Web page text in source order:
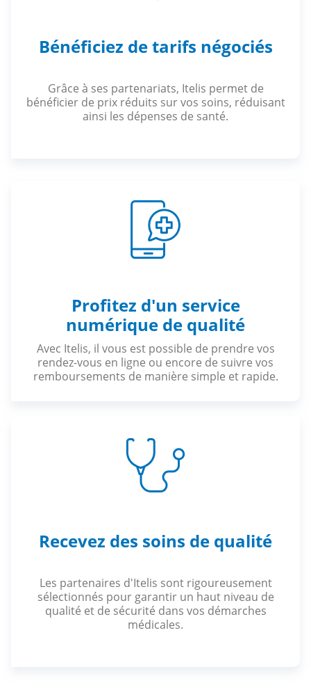
Bénéficiez de tarifs négociés
Grâce à ses partenariats, Itelis permet de
bénéficier de prix réduits sur vos soins, réduisant
ainsi les dépenses de santé.
Profitez d'un service
numérique de qualité
Avec Itelis, il vous est possible de prendre vos
rendez-vous en ligne ou encore de suivre vos
remboursements de manière simple et rapide.
Recevez des soins de qualité
Les partenaires d'Itelis sont rigoureusement
sélectionnés pour garantir un haut niveau de
qualité et de sécurité dans vos démarches
médicales.